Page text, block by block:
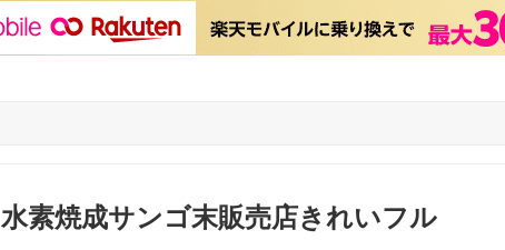
水素焼成サンゴ末販売店きれいフル